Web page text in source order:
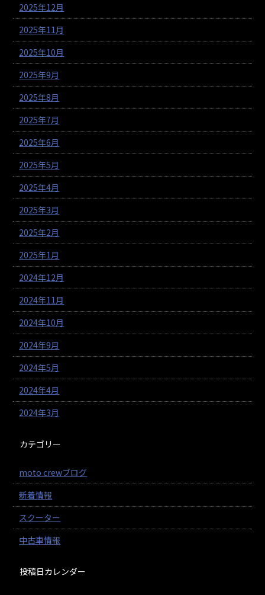
2025年12月
2025年11月
2025年10月
2025年9月
2025年8月
2025年7月
2025年6月
2025年5月
2025年4月
2025年3月
2025年2月
2025年1月
2024年12月
2024年11月
2024年10月
2024年9月
2024年5月
2024年4月
2024年3月
カテゴリー
moto crewブログ
新着情報
スクーター
中古車情報
投稿日カレンダー